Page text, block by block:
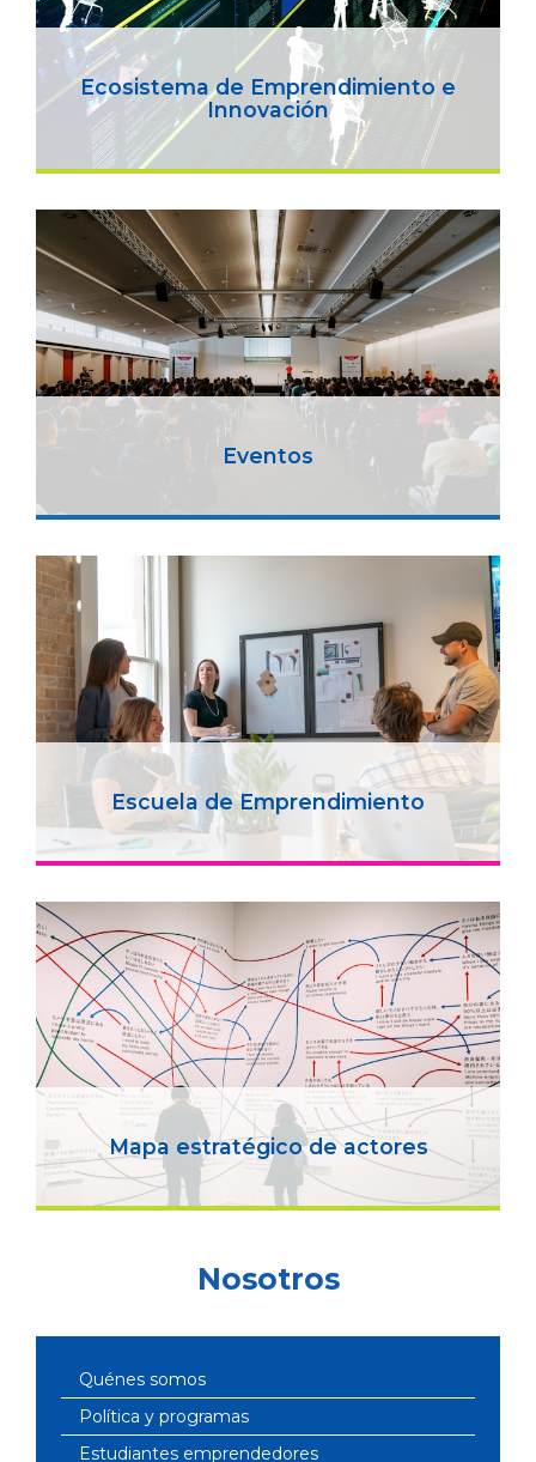
Ecosistema de Emprendimiento e
Innovación
Eventos
Escuela de Emprendimiento
Mapa estratégico de actores
Nosotros
Quénes somos
Política y programas
Estudiantes emprendedores